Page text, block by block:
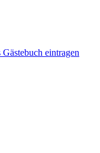
Gästebuch eintragen